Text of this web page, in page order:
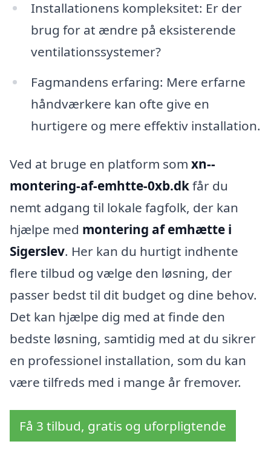
Installationens kompleksitet: Er der
brug for at ændre på eksisterende
ventilationssystemer?
Fagmandens erfaring: Mere erfarne
håndværkere kan ofte give en
hurtigere og mere effektiv installation.
Ved at bruge en platform som xn--
montering-af-emhtte-0xb.dkfår du
nemt adgang til lokale fagfolk, der kan
hjælpe med montering af emhætte i
Sigerslev. Her kan du hurtigt indhente
flere tilbud og vælge den løsning, der
passer bedst til dit budget og dine behov.
Det kan hjælpe dig med at finde den
bedste løsning, samtidig med at du sikrer
en professionel installation, som du kan
være tilfreds med i mange år fremover.
Få 3 tilbud, gratis og uforpligtende